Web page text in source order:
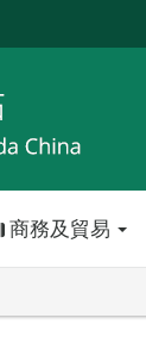
商務及貿易